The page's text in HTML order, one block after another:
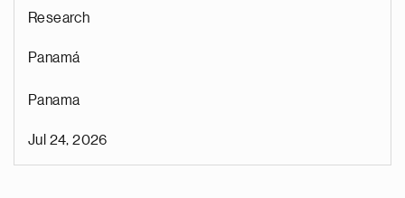
Research
Panamá
Panama
Jul 24, 2026